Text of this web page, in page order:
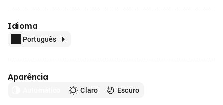
Idioma
Português
Aparência
Claro Escuro